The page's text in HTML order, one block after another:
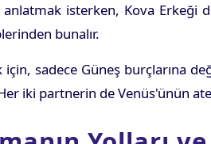
isterken, Kova Erkeği
bunalır.
sadece Güneş burçlarına
iki partnerin de Venüs'ünün